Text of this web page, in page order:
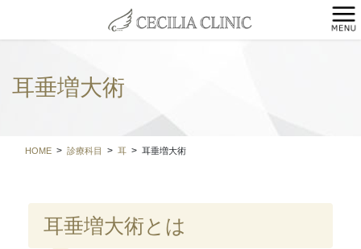
テ
ゲ
耳垂増大術
HOME 診療科目 耳 耳垂増大術
耳垂増大術とは